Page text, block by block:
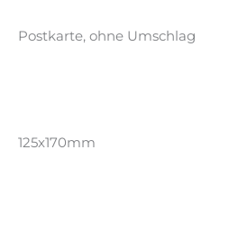
Postkarte, ohne Umschlag
125x170mm